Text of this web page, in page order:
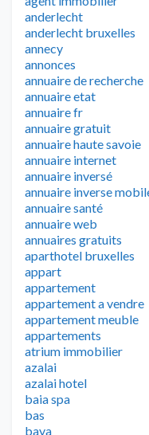
anderlecht
anderlecht bruxelles
annecy
annonces
annuaire de recherche
annuaire etat
annuaire fr
annuaire gratuit
annuaire haute savoie
annuaire internet
annuaire inversé
annuaire inverse
annuaire santé
annuaire web
annuaires gratuits
aparthotel bruxelles
appart
appartement
appartement a vendre
appartement meuble
appartements
atrium immobilier
azalai
azalai hotel
baia spa
bas
baya